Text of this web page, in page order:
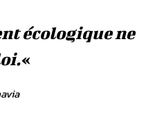
écologique ne
«